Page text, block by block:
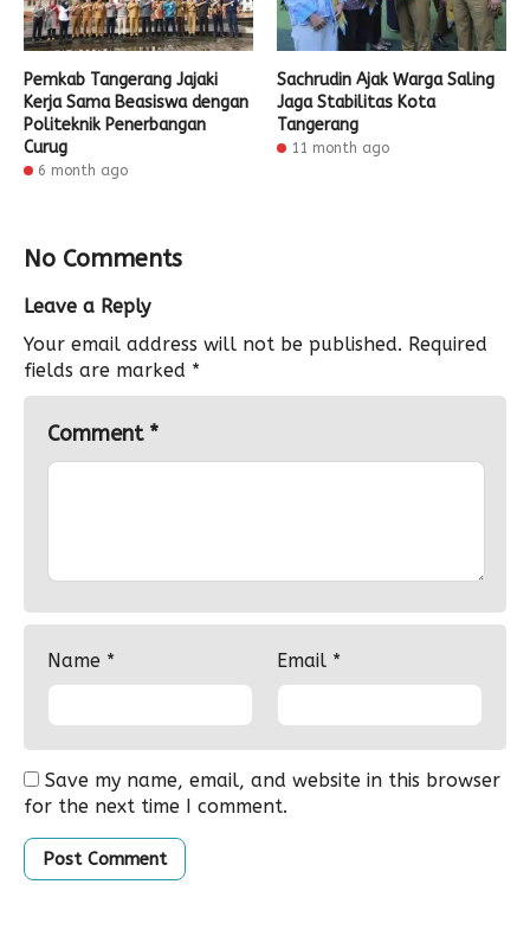
Pemkab Tangerang Jajaki
Kerja Sama Beasiswa dengan
Politeknik Penerbangan
Curug
6 month ago
Sachrudin Ajak Warga Saling
Jaga Stabilitas Kota
Tangerang
11 month ago
No Comments
Leave a Reply
Your email address will not be published. Required
fields are marked *
Comment *
Name * Email *
Save my name, email, and website in this browser
for the next time I comment.